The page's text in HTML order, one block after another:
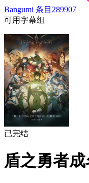
Bangumi 条目 289907
可用字幕组
已完结
盾之勇者